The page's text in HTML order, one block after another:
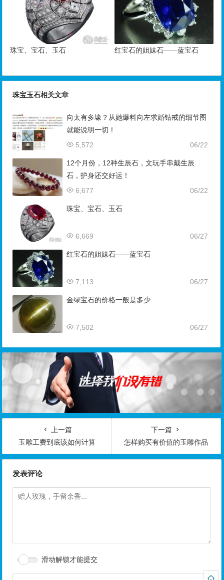
珠宝、宝石、玉石 红宝石的姐妹石——蓝宝石
珠宝玉石相关文章
向太有多壕？从她爆料向左求婚钻戒的细节图
就能说明一切！
06/22
5,572
12个月份，12种生辰石，文玩手串戴生辰
石，护身还交好运！
06/22
6,677
珠宝、宝石、玉石
06/27
6,669
红宝石的姐妹石——蓝宝石
06/27
7,113
金绿宝石的价格一般是多少
06/27
7,502
上一篇
玉雕工费到底该如何计算
下一篇
怎样购买有价值的玉雕作品
发表评论
滑动解锁才能提交